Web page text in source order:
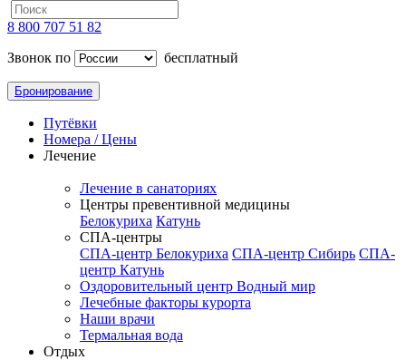
8 800 707 51 82
Звонок по
бесплатный
Бронирование
Путёвки
Номера / Цены
Лечение
Лечение в санаториях
Центры превентивной медицины
Белокуриха Катунь
СПА-центры
СПА-центр Белокуриха СПА-центр Сибирь СПА-
центр Катунь
Оздоровительный центр Водный мир
Лечебные факторы курорта
Наши врачи
Термальная вода
Отдых